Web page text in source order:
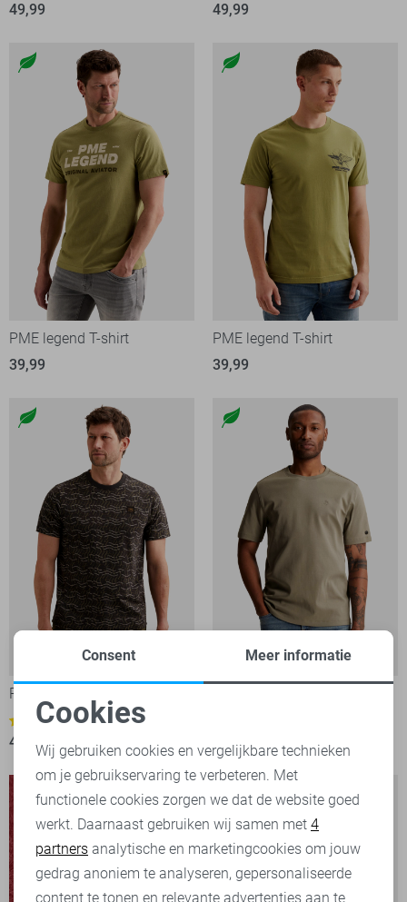
49,99
49,99
PME legend T-shirt
39,99
PME legend T-shirt
39,99
PME legend T-shirt
1
49,99
Noodzakelijke cookies
Personalisatie cookies
Analytische cookies
Marketing cookies
Consent Meer informatie
Cookies
Wij gebruiken cookies en vergelijkbare technieken
om je gebruikservaring te verbeteren. Met
functionele cookies zorgen we dat de website goed
werkt. Daarnaast gebruiken wij samen met 4
partners analytische en marketingcookies om jouw
gedrag anoniem te analyseren, gepersonaliseerde
content te tonen en relevante advertenties aan te